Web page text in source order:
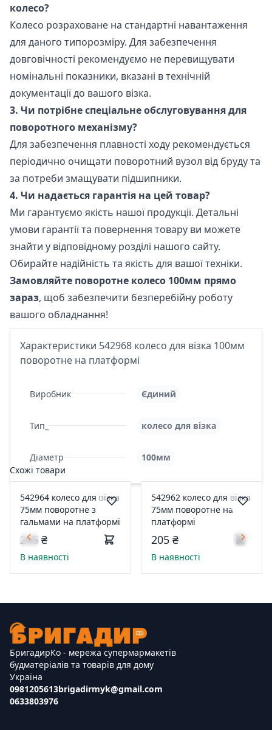
колесо?
Колесо розраховане на стандартні навантаження
для даного типорозміру. Для забезпечення
довговічності рекомендуємо не перевищувати
номінальні показники, вказані в технічній
документації до вашого візка.
3. Чи потрібне спеціальне обслуговування для
поворотного механізму?
Для забезпечення плавності ходу рекомендується
періодично очищати поворотний вузол від бруду та
за потреби змащувати підшипники.
4. Чи надається гарантія на цей товар?
Ми гарантуємо якість нашої продукції. Детальні
умови гарантії та повернення товару ви можете
знайти у відповідному розділі нашого сайту.
Обирайте надійність та якість для вашої техніки.
Замовляйте поворотне колесо 100мм прямо
зараз, щоб забезпечити безперебійну роботу
вашого обладнання!
Характеристики 542968 колесо для візка 100мм
поворотне на платформі
Виробник Єдиний
Тип_ колесо для візка
Діаметр
100мм
Схожі товари
542964 колесо для візка
75мм поворотне з
гальмами на платформі
245 ₴
В наявності
542962 колесо для візка
75мм поворотне на
платформі
205 ₴
В наявності
БригадирКо - мережа супермармакетів
будматеріалів та товарів для дому
Україна
0981205613
0633803976
brigadirmyk@gmail.com